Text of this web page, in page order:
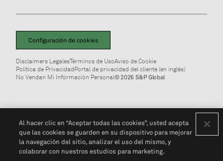
Configuración de cookies
Disclaimers LegalesTérminos de UsoAviso de Cookie
Política de PrivacidadPortal de privacidad del cliente (en inglés)
No Vendan Mi Información Personal© 2026 S&P Global
Al hacer clic en “Aceptar todas las cookies”, usted acepta
que las cookies se guarden en su dispositivo para mejorar
la navegación del sitio, analizar el uso del mismo, y
colaborar con nuestros estudios para marketing.